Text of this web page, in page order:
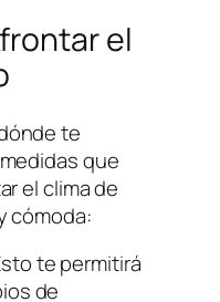
el
te
que
el clima de
cómoda:
te permitirá
de